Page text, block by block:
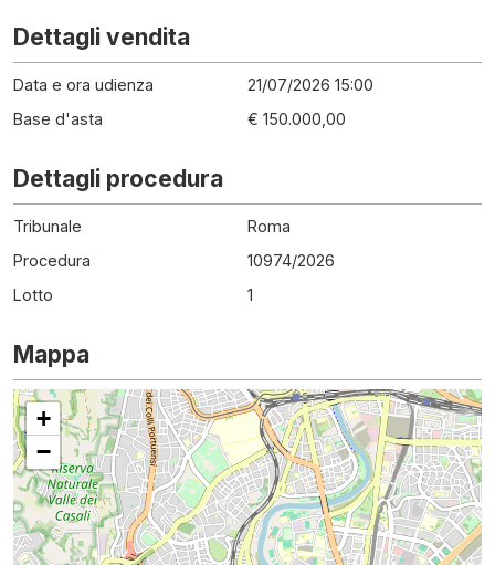
Dettagli vendita
Data e ora udienza
21/07/2026 15:00
Base d'asta
€ 150.000,00
Dettagli procedura
Tribunale
Roma
Procedura
10974/2026
Lotto
1
Mappa
+
−